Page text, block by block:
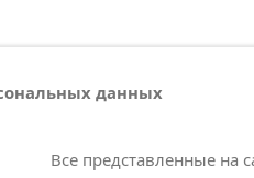
данных
Все представленные на